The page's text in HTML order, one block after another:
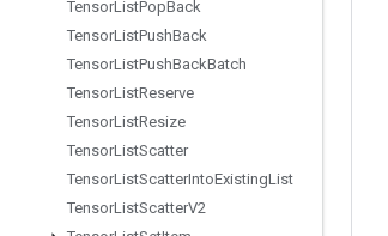
TensorListPopBack
TensorListPushBack
TensorListPushBackBatch
TensorListReserve
TensorListResize
TensorListScatter
TensorListScatterIntoExistingList
TensorListScatterV2